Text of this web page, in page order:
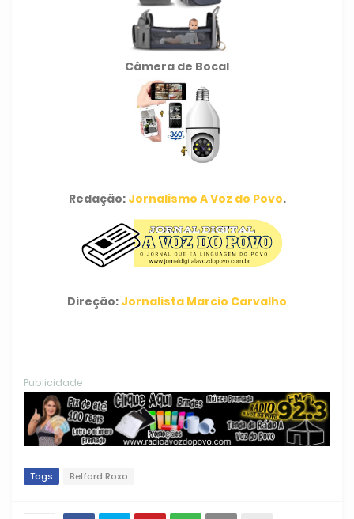
Câmera de Bocal
Redação: Jornalismo A Voz do Povo.
Direção: Jornalista Marcio Carvalho
Publicidade
Tags Belford Roxo